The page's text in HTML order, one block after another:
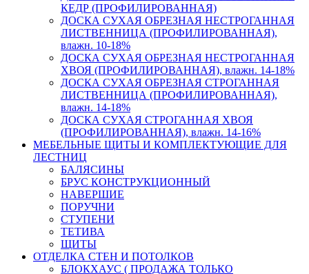
КЕДР (ПРОФИЛИРОВАННАЯ)
ДОСКА СУХАЯ ОБРЕЗНАЯ НЕСТРОГАННАЯ
ЛИСТВЕННИЦА (ПРОФИЛИРОВАННАЯ),
влажн. 10-18%
ДОСКА СУХАЯ ОБРЕЗНАЯ НЕСТРОГАННАЯ
ХВОЯ (ПРОФИЛИРОВАННАЯ), влажн. 14-18%
ДОСКА СУХАЯ ОБРЕЗНАЯ СТРОГАННАЯ
ЛИСТВЕННИЦА (ПРОФИЛИРОВАННАЯ),
влажн. 14-18%
ДОСКА СУХАЯ СТРОГАННАЯ ХВОЯ
(ПРОФИЛИРОВАННАЯ), влажн. 14-16%
МЕБЕЛЬНЫЕ ЩИТЫ И КОМПЛЕКТУЮЩИЕ ДЛЯ
ЛЕСТНИЦ
БАЛЯСИНЫ
БРУС КОНСТРУКЦИОННЫЙ
НАВЕРШИЕ
ПОРУЧНИ
СТУПЕНИ
ТЕТИВА
ЩИТЫ
ОТДЕЛКА СТЕН И ПОТОЛКОВ
БЛОКХАУС ( ПРОДАЖА ТОЛЬКО